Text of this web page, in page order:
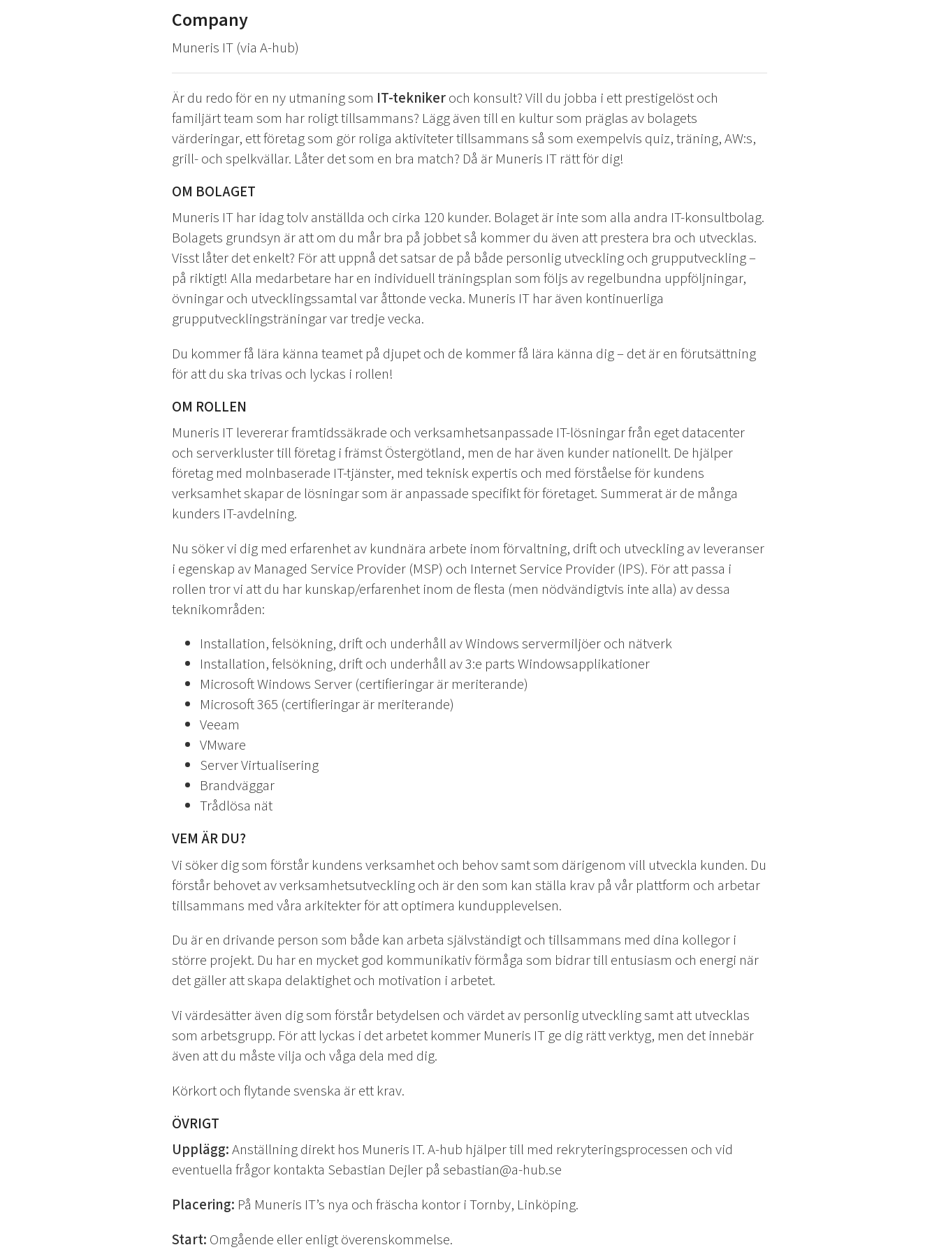
Company
Muneris IT (via A-hub)
Är du redo för en ny utmaning som IT-teknikeroch konsult? Vill du jobba i ett prestigelöst och
familjärt team som har roligt tillsammans? Lägg även till en kultur som präglas av bolagets
värderingar, ett företag som gör roliga aktiviteter tillsammans så som exempelvis quiz, träning, AW:s,
grill- och spelkvällar. Låter det som en bra match? Då är Muneris IT rätt för dig!
OM BOLAGET
Muneris IT har idag tolv anställda och cirka 120 kunder. Bolaget är inte som alla andra IT-konsultbolag.
Bolagets grundsyn är att om du mår bra på jobbet så kommer du även att prestera bra och utvecklas.
Visst låter det enkelt? För att uppnå det satsar de på både personlig utveckling och grupputveckling –
på riktigt! Alla medarbetare har en individuell träningsplan som följs av regelbundna uppföljningar,
övningar och utvecklingssamtal var åttonde vecka. Muneris IT har även kontinuerliga
grupputvecklingsträningar var tredje vecka.
Du kommer få lära känna teamet på djupet och de kommer få lära känna dig – det är en förutsättning
för att du ska trivas och lyckas i rollen!
OM ROLLEN
Muneris IT levererar framtidssäkrade och verksamhetsanpassade IT-lösningar från eget datacenter
och serverkluster till företag i främst Östergötland, men de har även kunder nationellt. De hjälper
företag med molnbaserade IT-tjänster, med teknisk expertis och med förståelse för kundens
verksamhet skapar de lösningar som är anpassade specifikt för företaget. Summerat är de många
kunders IT-avdelning.
Nu söker vi dig med erfarenhet av kundnära arbete inom förvaltning, drift och utveckling av leveranser
i egenskap av Managed Service Provider (MSP) och Internet Service Provider (IPS). För att passa i
rollen tror vi att du har kunskap/erfarenhet inom de flesta (men nödvändigtvis inte alla) av dessa
teknikområden:
Installation, felsökning, drift och underhåll av Windows servermiljöer och nätverk
Installation, felsökning, drift och underhåll av 3:e parts Windowsapplikationer
Microsoft Windows Server (certifieringar är meriterande)
Microsoft 365 (certifieringar är meriterande)
Veeam
VMware
Server Virtualisering
Brandväggar
Trådlösa nät
VEM ÄR DU?
Vi söker dig som förstår kundens verksamhet och behov samt som därigenom vill utveckla kunden. Du
förstår behovet av verksamhetsutveckling och är den som kan ställa krav på vår plattform och arbetar
tillsammans med våra arkitekter för att optimera kundupplevelsen.
Du är en drivande person som både kan arbeta självständigt och tillsammans med dina kollegor i
större projekt. Du har en mycket god kommunikativ förmåga som bidrar till entusiasm och energi när
det gäller att skapa delaktighet och motivation i arbetet.
Vi värdesätter även dig som förstår betydelsen och värdet av personlig utveckling samt att utvecklas
som arbetsgrupp. För att lyckas i det arbetet kommer Muneris IT ge dig rätt verktyg, men det innebär
även att du måste vilja och våga dela med dig.
Körkort och flytande svenska är ett krav.
ÖVRIGT
Upplägg:Anställning direkt hos Muneris IT. A-hub hjälper till med rekryteringsprocessen och vid
eventuella frågor kontakta Sebastian Dejler på sebastian@a-hub.se
Placering: På Muneris IT’s nya och fräscha kontor i Tornby, Linköping.
Start: Omgående eller enligt överenskommelse.